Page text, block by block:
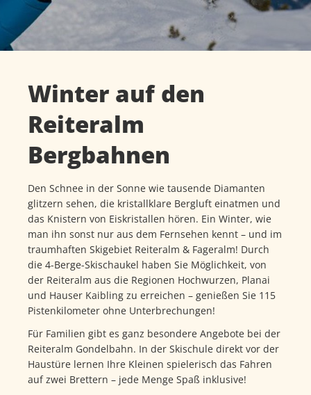
Winter auf den
Reiteralm
Bergbahnen
Den Schnee in der Sonne wie tausende Diamanten
glitzern sehen, die kristallklare Bergluft einatmen und
das Knistern von Eiskristallen hören. Ein Winter, wie
man ihn sonst nur aus dem Fernsehen kennt – und im
traumhaften Skigebiet Reiteralm & Fageralm! Durch
die 4-Berge-Skischaukel haben Sie Möglichkeit, von
der Reiteralm aus die Regionen Hochwurzen, Planai
und Hauser Kaibling zu erreichen – genießen Sie 115
Pistenkilometer ohne Unterbrechungen!
Für Familien gibt es ganz besondere Angebote bei der
Reiteralm Gondelbahn. In der Skischule direkt vor der
Haustüre lernen Ihre Kleinen spielerisch das Fahren
auf zwei Brettern – jede Menge Spaß inklusive!